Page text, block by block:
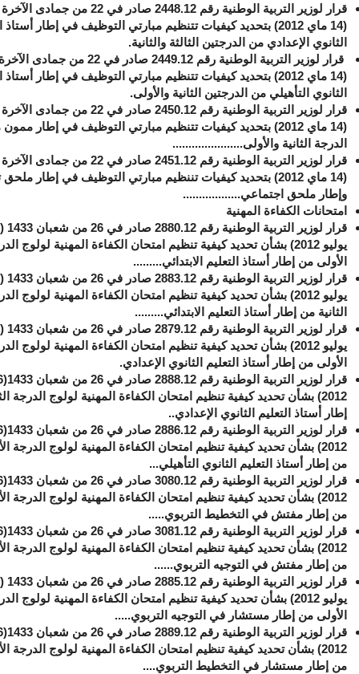
(14 ماي 2012) بتحديد كيفيات تتنظيم مبارتي التوظيف في إطار أستاذ
الثانوي الإعدادي من الدرجتين الثالثة والثانية.
(14 ماي 2012) بتحديد كيفيات تتنظيم مبارتي التوظيف في إطار أستاذ
الثانوي التأهيلي من الدرجتين الثانية والأولى.
(14 ماي 2012) بتحديد كيفيات تتنظيم مبارتي التوظيف في إطار
الدرجة الثانية والأولى......................
(14 ماي 2012) بتحديد كيفيات تننظيم مبارتي التوظيف في إطار
وإطار ملحق اجتماعي..................
امتحانات الكفاءة المهنية
يوليو 2012) بشأن تحديد كيفية تنظيم امتحان الكفاءة المهنية لولوج
الأولى من إطار أستاذ التعليم الابتدائي.........
يوليو 2012) بشأن تحديد كيفية تنظيم امتحان الكفاءة المهنية لولوج
الثانية من إطار أستاذ التعليم الابتدائي.........
يوليو 2012) بشأن تحديد كيفية تنظيم امتحان الكفاءة المهنية لولوج
الأولى من إطار أستاذ التعليم الثانوي الإعدادي.
2012) بشأن تحديد كيفية تنظيم امتحان الكفاءة المهنية لولوج الدرجة
إطار أستاذ التعليم الثانوي الإعدادي..
2012) بشأن تحديد كيفية تنظيم امتحان الكفاءة المهنية لولوج الدرجة
من إطار أستاذ التعليم الثانوي التأهيلي...
2012) بشأن تحديد كيفية تنظيم امتحان الكفاءة المهنية لولوج الدرجة
من إطار مفتش في التخطيط التربوي.....
2012) بشأن تحديد كيفية تنظيم امتحان الكفاءة المهنية لولوج الدرجة
من إطار مفتش في التوجيه التربوي......
يوليو 2012) بشأن تحديد كيفية تنظيم امتحان الكفاءة المهنية لولوج
الأولى من إطار مستشار في التوجيه التربوي.....
2012) بشأن تحديد كيفية تنظيم امتحان الكفاءة المهنية لولوج الدرجة
من إطار مستشار في التخطيط التربوي....